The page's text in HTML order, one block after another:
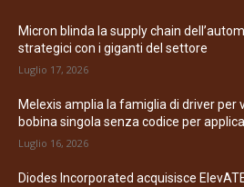
Micron blinda la supply chain
strategici con i giganti del settore
Luglio 17, 2026
Melexis amplia la famiglia di driver per
bobina singola senza codice per
Luglio 16, 2026
Diodes Incorporated acquisisce